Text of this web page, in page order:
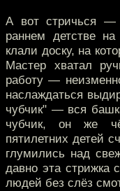
А вот стричься —
раннем детстве
клали доску, на
Мастер хватал
работу —
наслаждаться
чубчик" — вся
чубчик, он же
пятилетних детей
глумились над
давно эта стрижка
людей без слёз